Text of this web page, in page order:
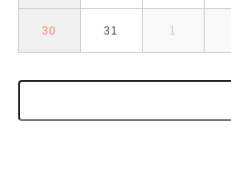
30 31 1